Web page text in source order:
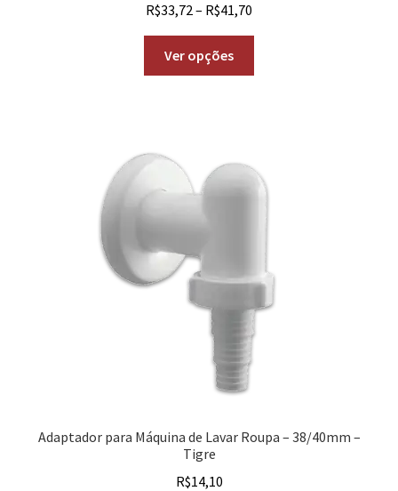
R$33,72– R$41,70
Ver opções
Adaptador para Máquina de Lavar Roupa – 38/40mm –
Tigre
R$14,10